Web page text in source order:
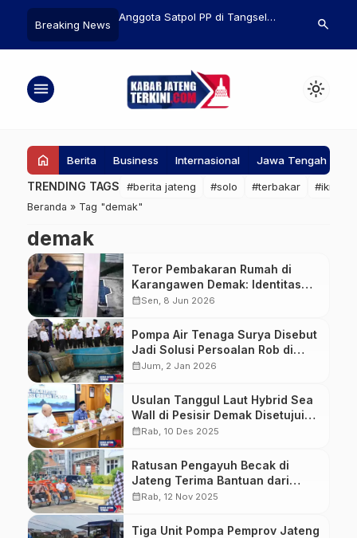
Breaking News
Usaha Rp3 Juta
Anggota Satpol PP di Tangsel
Kini Jadi Tersangka
31 Kasus
Balita
search
menu light_mode
home Berita Business Internasional Jawa Tengah
TRENDING TAGS #berita jateng #solo #terbakar #ikn
Beranda » Tag "demak"
demak
Teror Pembakaran Rumah di
Karangawen Demak: Identitas
Pelaku Mengarah pada Residivis
calendar_monthSen, 8 Jun 2026
Pompa Air Tenaga Surya Disebut
Jadi Solusi Persoalan Rob di
Sayung Demak
calendar_monthJum, 2 Jan 2026
Usulan Tanggul Laut Hybrid Sea
Wall di Pesisir Demak Disetujui
Otorita Pengelola Pantura
calendar_monthRab, 10 Des 2025
Ratusan Pengayuh Becak di
Jateng Terima Bantuan dari
Presiden Prabowo
calendar_monthRab, 12 Nov 2025
Tiga Unit Pompa Pemprov Jateng